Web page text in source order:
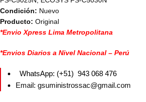
Condición: Nuevo
Producto: Original
*Envio Xpress Lima Metropolitana
*Envios Diarios a Nivel Nacional – Perú
WhatsApp: (+51) 943 068 476
Email: gsuministrossac@gmail.com